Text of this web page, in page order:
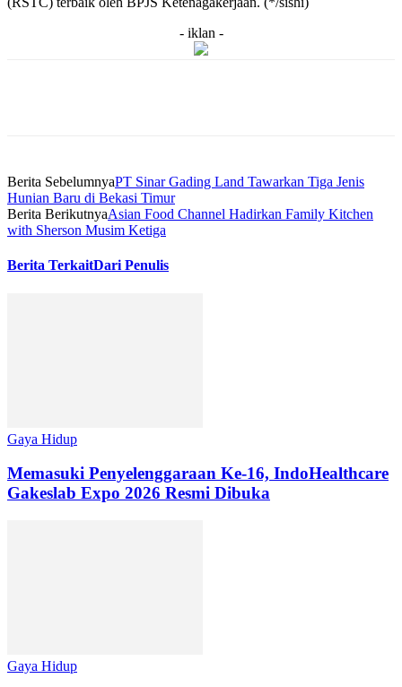
- iklan -
Berita SebelumnyaPT Sinar Gading Land Tawarkan Tiga Jenis
Hunian Baru di Bekasi Timur
Berita BerikutnyaAsian Food Channel Hadirkan Family Kitchen
with Sherson Musim Ketiga
Berita TerkaitDari Penulis
Gaya Hidup
Memasuki Penyelenggaraan Ke-16, IndoHealthcare
Gakeslab Expo 2026 Resmi Dibuka
Gaya Hidup